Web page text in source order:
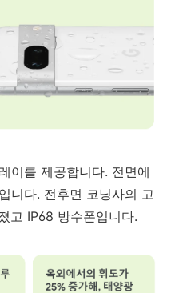
이를 제공합니다. 전면에
니다. 전후면 코닝사의 고
고 IP68 방수폰입니다.